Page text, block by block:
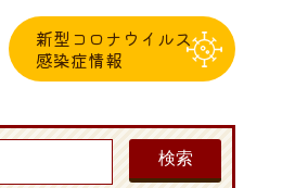
新型コロナウイルス
感染症情報